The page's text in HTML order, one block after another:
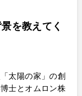
を教えてく
太陽の家」の創
士とオムロン株